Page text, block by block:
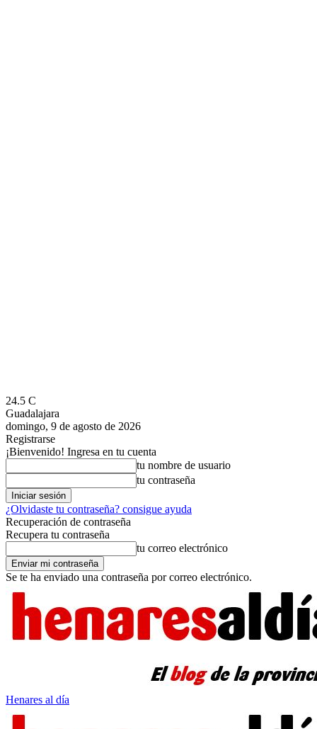
24.5 C
Guadalajara
domingo, 9 de agosto de 2026
Registrarse
¡Bienvenido! Ingresa en tu cuenta
tu nombre de usuario
tu contraseña
¿Olvidaste tu contraseña? consigue ayuda
Recuperación de contraseña
Recupera tu contraseña
tu correo electrónico
Se te ha enviado una contraseña por correo electrónico.
Henares al día